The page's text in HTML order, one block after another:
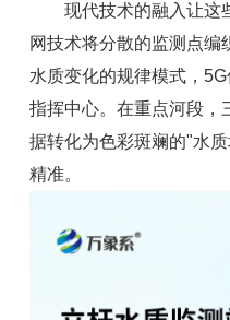
现代技术的融入让这
网技术将分散的监测点编
水质变化的规律模式，
指挥中心。在重点河段，
据转化为色彩斑斓的"水
精准。